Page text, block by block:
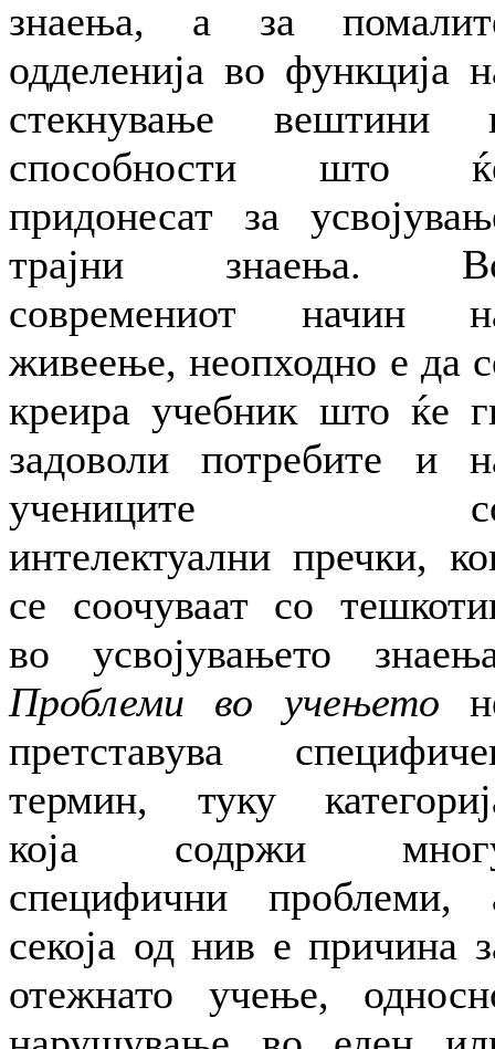
знаења, а за
одделенија во функција
стекнување вештини
способности што
придонесат за
трајни знаења.
современиот начин
живеење, неопходно е да
креира учебник што ќе
задоволи потребите и
учениците
интелектуални пречки,
се соочуваат со
во усвојувањето
Проблеми во учењето
претставува
термин, туку
која содржи
специфични проблеми,
секоја од нив е причина
отежнато учење,